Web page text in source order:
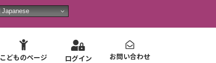
Japanese
こどものページ ログイン お問い合わせ